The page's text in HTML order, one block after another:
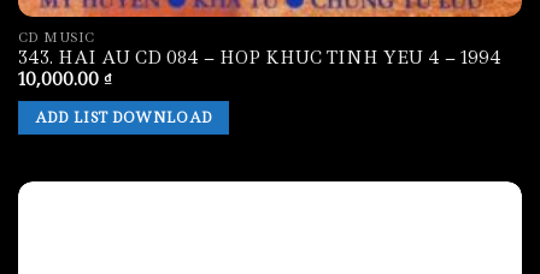
CD MUSIC
343. HAI AU CD 084 – HOP KHUC TINH YEU 4 – 1994
10,000.00 ₫
ADD LIST DOWNLOAD